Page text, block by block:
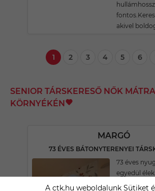
hullámhossz
akivel
1 2 3 4 5 6
SENIOR TÁRSKERESŐ NŐK
KÖRNYÉKÉN
MARGÓ
73 ÉVES BÁTONYTERENYEI
73 éves
egyedül
öszinte
A ctk.hu weboldalunk Sütiket